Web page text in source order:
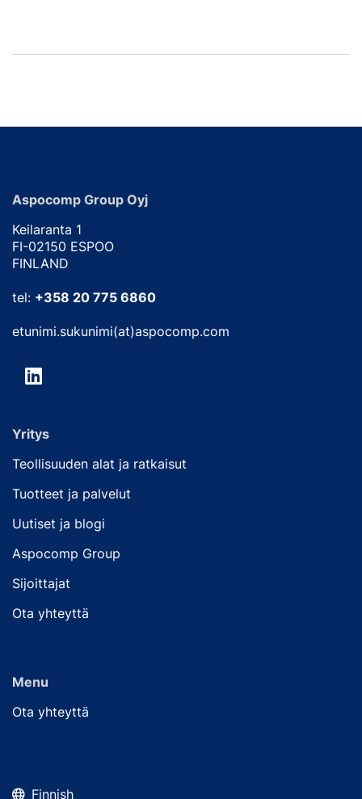
Aspocomp Group Oyj
Keilaranta 1
FI-02150 ESPOO
FINLAND
tel: +358 20 775 6860
etunimi.sukunimi(at)aspocomp.com
Yritys
Teollisuuden alat ja ratkaisut
Tuotteet ja palvelut
Uutiset ja blogi
Aspocomp Group
Sijoittajat
Ota yhteyttä
Menu
Ota yhteyttä
Finnish